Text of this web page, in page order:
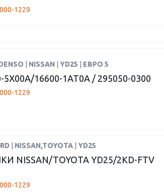
1229
NISSAN YD25 ЕВРО 5
16600-1AT0A / 295050-0300
1229
NISSAN,TOYOTA YD25
NISSAN/TOYOTA YD25/2KD-FTV
1229